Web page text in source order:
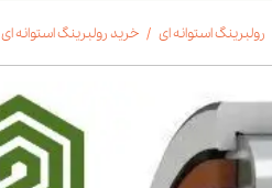
رولبرینگ استوانه ای خرید رولبرینگ استوانه ای NUP 2308 ECP